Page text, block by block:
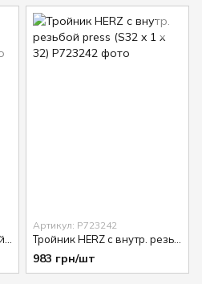
Артикул: P723242
983 грн/шт